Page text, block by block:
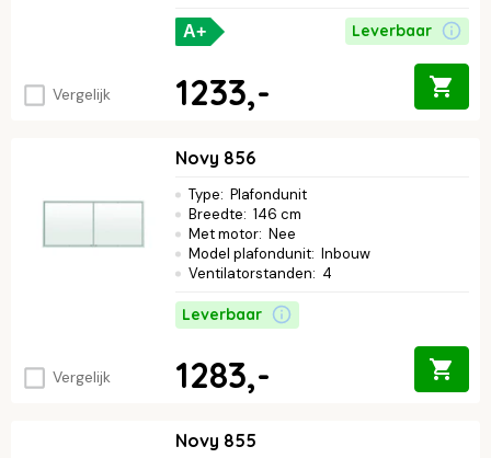
Vergelijk
A+ Leverbaar
1233,-
Vergelijk
Novy 856
Type: Plafondunit
Breedte: 146 cm
Met motor: Nee
Model plafondunit: Inbouw
Ventilatorstanden: 4
Leverbaar
1283,-
Novy 855